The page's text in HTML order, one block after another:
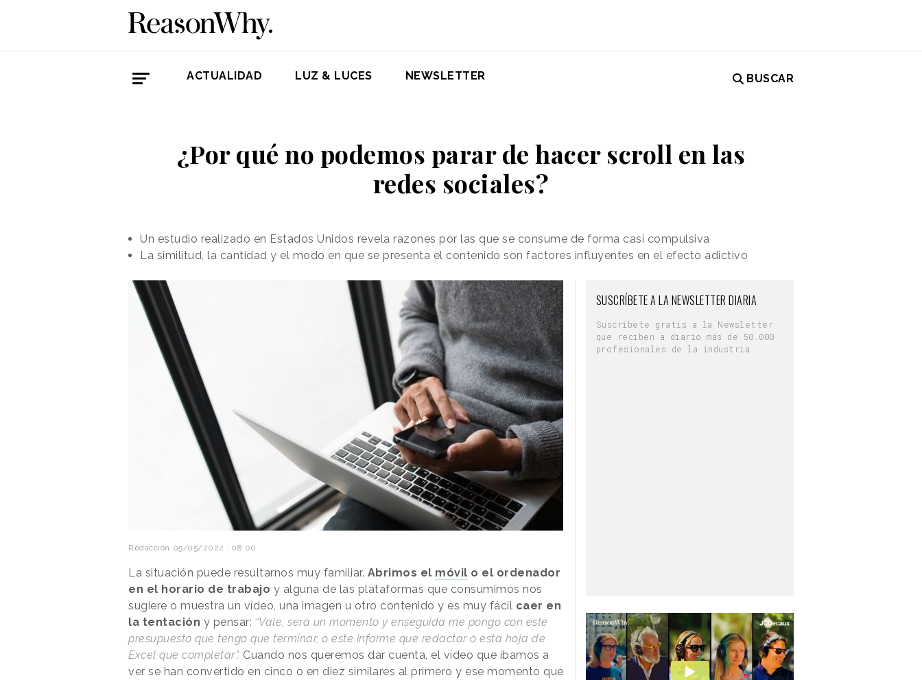
ACTUALIDAD LUZ & LUCES NEWSLETTER BUSCAR
¿Por qué no podemos parar de hacer scroll en las
redes sociales?
Un estudio realizado en Estados Unidos revela razones por las que se consume de forma casi compulsiva
La similitud, la cantidad y el modo en que se presenta el contenido son factores influyentes en el efecto adictivo
Redacción 05/05/2022 · 08:00
La situación puede resultarnos muy familiar. Abrimos el móvil o el ordenador
en el horario de trabajo y alguna de las plataformas que consumimos nos
sugiere o muestra un vídeo, una imagen u otro contenido y es muy fácil caer en
la tentación y pensar: “Vale, será un momento y enseguida me pongo con este
presupuesto que tengo que terminar, o este informe que redactar o esta hoja de
Excel que completar”. Cuando nos queremos dar cuenta, el vídeo que íbamos a
ver se han convertido en cinco o en diez similares al primero y ese momento que
SUSCRÍBETE A LA NEWSLETTER DIARIA
Suscríbete gratis a la Newsletter
que reciben a diario más de 50.000
profesionales de la industria.